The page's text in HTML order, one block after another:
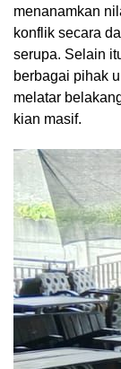
menanamkan
konflik secara
serupa. Selain
berbagai pihak
melatar
kian masif.